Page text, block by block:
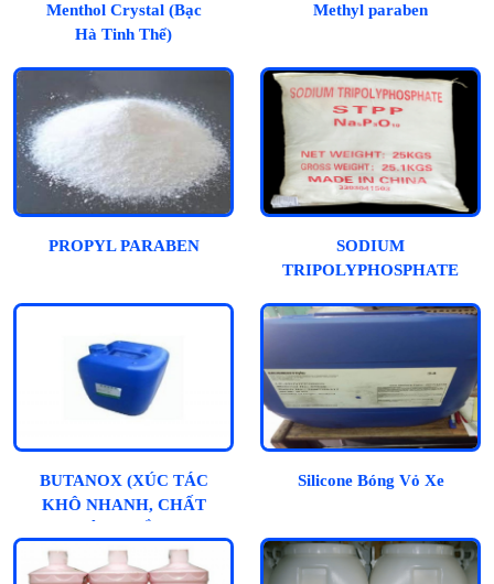
Menthol Crystal (Bạc
Hà Tinh Thể)
Methyl paraben
PROPYL PARABEN
SODIUM
TRIPOLYPHOSPHATE
BUTANOX (XÚC TÁC
KHÔ NHANH, CHẤT
Silicone Bóng Vỏ Xe